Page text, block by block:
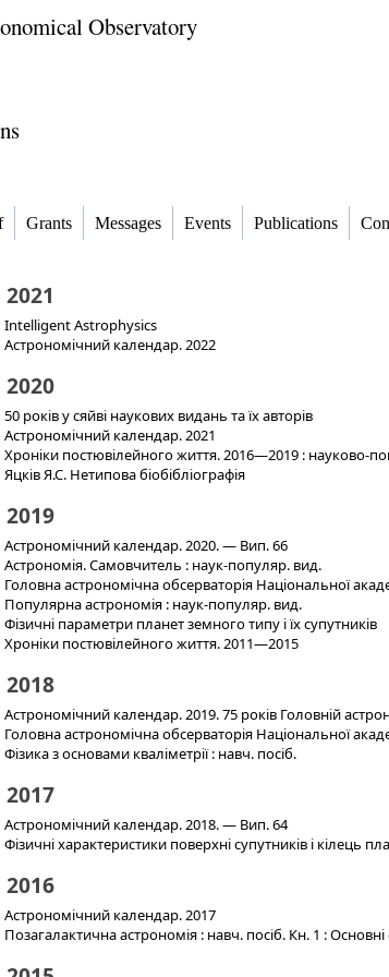
Observatory
Grants Messages Events Publications
2021
Intelligent Astrophysics
Астрономічний календар. 2022
2020
50 років у сяйві наукових видань та їх авторів
Астрономічний календар. 2021
Хроніки постювілейного життя. 2016—2019 : науково-
Яцків Я.С. Нетипова біобібліографія
2019
Астрономічний календар. 2020. — Вип. 66
Астрономія. Самовчитель : наук-популяр. вид.
Головна астрономічна обсерваторія Національної
Популярна астрономія : наук-популяр. вид.
Фізичні параметри планет земного типу і їх супутників
Хроніки постювілейного життя. 2011—2015
2018
Астрономічний календар. 2019. 75 років Головній
Головна астрономічна обсерваторія Національної
Фізика з основами кваліметрії : навч. посіб.
2017
Астрономічний календар. 2018. — Вип. 64
Фізичні характеристики поверхні супутників і кілець
2016
Астрономічний календар. 2017
Позагалактична астрономія : навч. посіб. Кн. 1 : Основні